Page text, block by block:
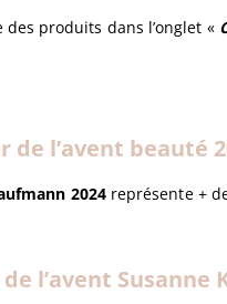
produits dans l’onglet «
l’avent beauté
2024représente +
l’avent Susanne